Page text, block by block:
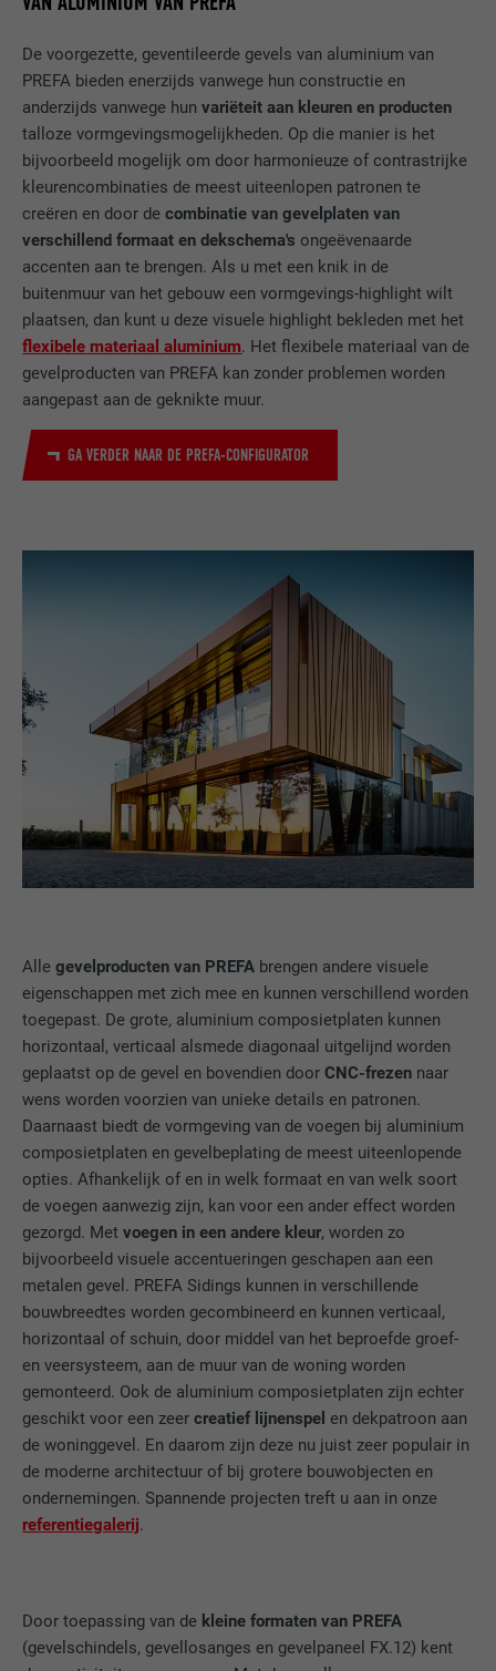
De voorgezette, geventileerde gevels van aluminium van
PREFA bieden enerzijds vanwege hun constructie en
anderzijds vanwege hunvariëteit aan kleuren en producten
talloze vormgevingsmogelijkheden. Op die manier is het
bijvoorbeeld mogelijk om door harmonieuze of contrastrijke
kleurencombinaties de meest uiteenlopen patronen te
creëren en door decombinatie van gevelplaten van
verschillend formaat en dekschema's ongeëvenaarde
accenten aan te brengen. Als u met een knik in de
buitenmuur van het gebouw een vormgevings-highlight wilt
plaatsen, dan kunt u deze visuele highlight bekleden met het
flexibele materiaal aluminium. Het flexibele materiaal van de
gevelproducten van PREFA kan zonder problemen worden
aangepast aan de geknikte muur.
GA VERDER NAAR DE PREFA-CONFIGURATOR
Allegevelproducten van PREFA brengen andere visuele
eigenschappen met zich mee en kunnen verschillend worden
toegepast. De grote, aluminium composietplaten kunnen
horizontaal, verticaal alsmede diagonaal uitgelijnd worden
geplaatst op de gevel en bovendien doorCNC-frezen naar
wens worden voorzien van unieke details en patronen.
Daarnaast biedt de vormgeving van de voegen bij aluminium
composietplaten en gevelbeplating de meest uiteenlopende
opties. Afhankelijk of en in welk formaat en van welk soort
de voegen aanwezig zijn, kan voor een ander effect worden
gezorgd. Met voegen in een andere kleur, worden zo
bijvoorbeeld visuele accentueringen geschapen aan een
metalen gevel. PREFA Sidings kunnen in verschillende
bouwbreedtes worden gecombineerd en kunnen verticaal,
horizontaal of schuin, door middel van het beproefde groef-
en veersysteem, aan de muur van de woning worden
gemonteerd. Ook de aluminium composietplaten zijn echter
geschikt voor een zeercreatief lijnenspel en dekpatroon aan
de woninggevel. En daarom zijn deze nu juist zeer populair in
de moderne architectuur of bij grotere bouwobjecten en
ondernemingen. Spannende projecten treft u aan in onze
referentiegalerij.
Door toepassing van de kleine formaten van PREFA
(gevelschindels, gevellosanges en gevelpaneel FX.12) kent